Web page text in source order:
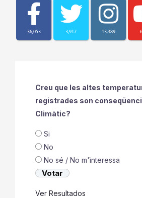
36,053 3,917 13,389
Creu que les altes
registrades son
Climàtic?
Si
No
No sé / No m'ìnteressa
Ver Resultados